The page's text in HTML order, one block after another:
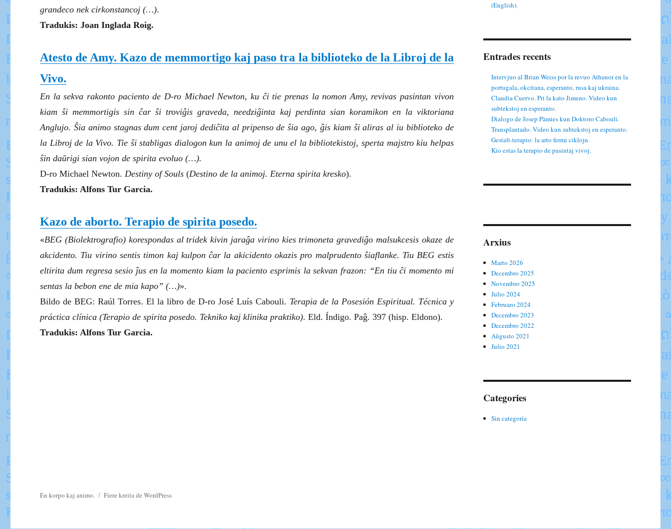
grandeco nek cirkonstancoj (…).
Tradukis: Joan Inglada Roig.
Atesto de Amy. Kazo de memmortigo kaj paso tra la biblioteko de la Libroj de la
Vivo.
En la sekva rakonto paciento de D-ro Michael Newton, ku ĉi tie prenas la nomon Amy, revivas pasintan vivon
kiam ŝi memmortigis sin ĉar ŝi troviĝis graveda, needziĝinta kaj perdinta sian koramikon en la viktoriana
Anglujo. Ŝia animo stagnas dum cent jaroj dediĉita al pripenso de ŝia ago, ĝis kiam ŝi aliras al iu biblioteko de
la Libroj de la Vivo. Tie ŝi stabligas dialogon kun la animoj de unu el la bibliotekistoj, sperta majstro kiu helpas
ŝin daŭrigi sian vojon de spirita evoluo (…).
D-ro Michael Newton.Destiny of Souls (Destino de la animoj. Eterna spirita kresko).
Tradukis: Alfons Tur Garcia.
Kazo de aborto. Terapio de spirita posedo.
«BEG (Biolektrografio) korespondas al tridek kivin jaraĝa virino kies trimoneta gravediĝo malsukcesis okaze de
akcidento. Tiu virino sentis timon kaj kulpon ĉar la akicidento okazis pro malprudento ŝiaflanke. Tiu BEG estis
eltirita dum regresa sesio ĵus en la momento kiam la paciento esprimis la sekvan frazon: “En tiu ĉi momento mi
sentas la bebon ene de mia kapo”(…)».
Bildo de BEG: Raúl Torres. El la libro de D-ro José Luís Cabouli. Terapia de la Posesión Espiritual. Técnica y
práctica clínica(Terapio de spirita posedo. Tekniko kaj klinika praktiko). Eld. Índigo. Paĝ. 397 (hisp. Eldono).
Tradukis: Alfons Tur Garcia.
(English).
Entrades recents
Intervjuo al Brian Weiss por la revuo Athanor en la
portugala, okcitana, esperanto, rusa kaj ukraina.
Claudia Cuervo. Pri la kato Jimeno. Video kun
subtekstoj en esperanto.
Dialogo de Josep Pàmies kun Doktoro Cabouli.
Transplantado. Video kun subtekstoj en esperanto.
Gestalt-terapio: la arto fermi ciklojn.
Kio estas la terapio de pasintaj vivoj.
Arxius
Marto 2026
Decembro 2025
Novembro 2025
Julio 2024
Februaro 2024
Decembro 2023
Decembro 2022
Aŭgusto 2021
Julio 2021
Categories
Sin categoría
En korpo kaj animo. Fiere kreita deWordPress